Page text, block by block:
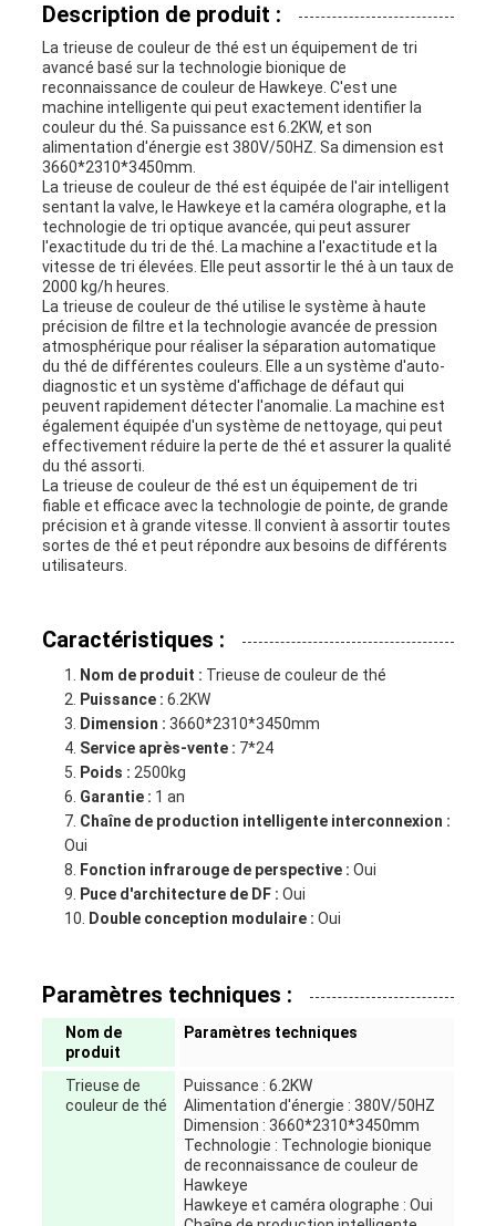
SITE
PRIVACY
POLICY
Description de produit :
La trieuse de couleur de thé est un équipement de tri
avancé basé sur la technologie bionique de
reconnaissance de couleur de Hawkeye. C'est une
machine intelligente qui peut exactement identifier la
couleur du thé. Sa puissance est 6.2KW, et son
alimentation d'énergie est 380V/50HZ. Sa dimension est
3660*2310*3450mm.
La trieuse de couleur de thé est équipée de l'air intelligent
sentant la valve, le Hawkeye et la caméra olographe, et la
technologie de tri optique avancée, qui peut assurer
l'exactitude du tri de thé. La machine a l'exactitude et la
vitesse de tri élevées. Elle peut assortir le thé à un taux de
2000 kg/h heures.
La trieuse de couleur de thé utilise le système à haute
précision de filtre et la technologie avancée de pression
atmosphérique pour réaliser la séparation automatique
du thé de différentes couleurs. Elle a un système d'auto-
diagnostic et un système d'affichage de défaut qui
peuvent rapidement détecter l'anomalie. La machine est
également équipée d'un système de nettoyage, qui peut
effectivement réduire la perte de thé et assurer la qualité
du thé assorti.
La trieuse de couleur de thé est un équipement de tri
fiable et efficace avec la technologie de pointe, de grande
précision et à grande vitesse. Il convient à assortir toutes
sortes de thé et peut répondre aux besoins de différents
utilisateurs.
Caractéristiques :
Nom de produit : Trieuse de couleur de thé
Puissance : 6.2KW
Dimension : 3660*2310*3450mm
Service après-vente : 7*24
Poids : 2500kg
Garantie : 1 an
Chaîne de production intelligente interconnexion :
Oui
Fonction infrarouge de perspective : Oui
Puce d'architecture de DF : Oui
Double conception modulaire : Oui
Paramètres techniques :
Nom de
produit
Paramètres techniques
Trieuse de
couleur de thé
Puissance : 6.2KW
Alimentation d'énergie : 380V/50HZ
Dimension : 3660*2310*3450mm
Technologie : Technologie bionique
de reconnaissance de couleur de
Hawkeye
Hawkeye et caméra olographe : Oui